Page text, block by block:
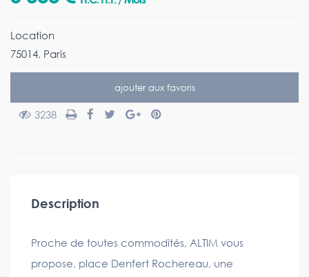
Location
75014, Paris
ajouter aux favoris
3238
Description
Proche de toutes commodités, ALTIM vous
propose, place Denfert Rochereau, une